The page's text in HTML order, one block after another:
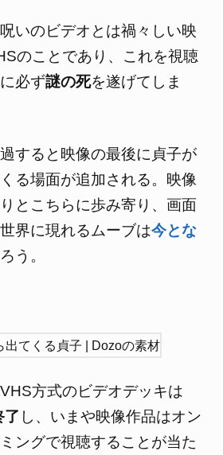
いのビデオと は禍々しい映
のことであり、これを視聴
必ず謎の死を遂げてしま
すると映像の最後に貞子が
る場面が追加される。映像
とこちらに歩み寄り、画面
界に現れるムーブは今とな
う。
方式のビデオデッキは
了 し、いまや映像作品はオン
ングで視聴することが当た